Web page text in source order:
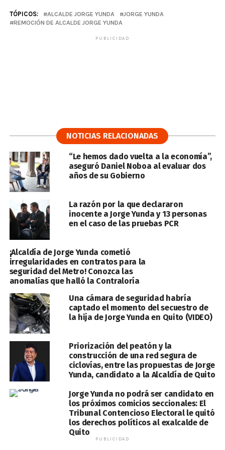
TÓPICOS: ALCALDE JORGE YUNDA
JORGE YUNDA
REMOCIÓN DE ALCALDE JORGE YUNDA
PUBLICIDAD
NOTICIAS RELACIONADAS
“Le hemos dado vuelta a la economía”,
aseguró Daniel Noboa al evaluar dos
años de su Gobierno
La razón por la que declararon
inocente a Jorge Yunda y 13 personas
en el caso de las pruebas PCR
¡Alcaldía de Jorge Yunda cometió
irregularidades en contratos para la
seguridad del Metro! Conozca las
anomalías que halló la Contraloría
Una cámara de seguridad habría
captado el momento del secuestro de
la hija de Jorge Yunda en Quito (VIDEO)
Priorización del peatón y la
construcción de una red segura de
ciclovías, entre las propuestas de Jorge
Yunda, candidato a la Alcaldía de Quito
Jorge Yunda no podrá ser candidato en
los próximos comicios seccionales: El
Tribunal Contencioso Electoral le quitó
los derechos políticos al exalcalde de
Quito
PUBLICIDAD